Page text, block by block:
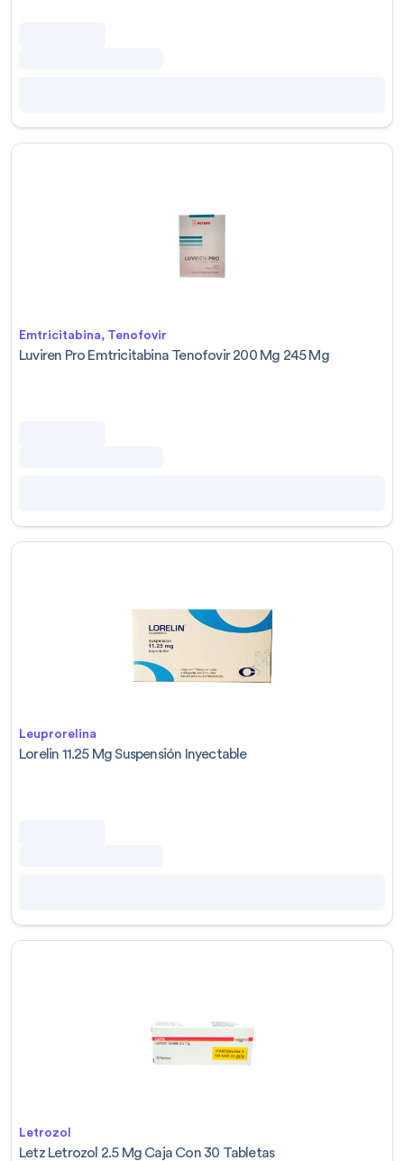
Emtricitabina, Tenofovir
Luviren Pro Emtricitabina Tenofovir 200 Mg 245 Mg
Leuprorelina
Lorelin 11.25 Mg Suspensión Inyectable
Letrozol
Letz Letrozol 2.5 Mg Caja Con 30 Tabletas